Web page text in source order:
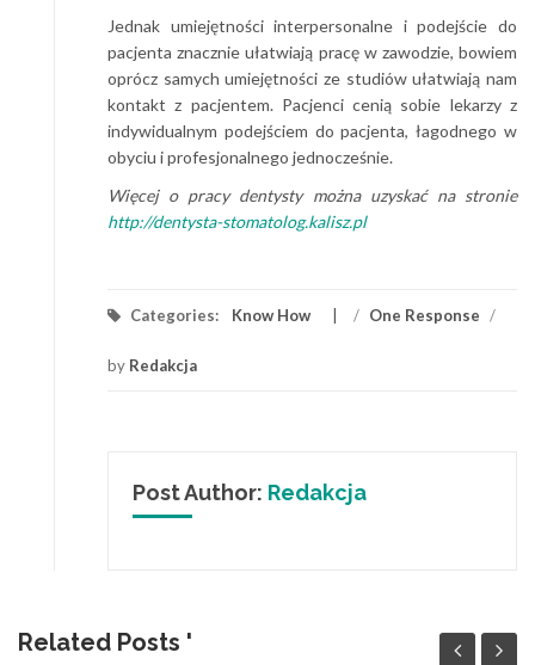
Jednak umiejętności interpersonalne i podejście do
pacjenta znacznie ułatwiają pracę w zawodzie, bowiem
oprócz samych umiejętności ze studiów ułatwiają nam
kontakt z pacjentem. Pacjenci cenią sobie lekarzy z
indywidualnym podejściem do pacjenta, łagodnego w
obyciu i profesjonalnego jednocześnie.
Więcej o pracy dentysty można uzyskać na stronie
http://dentysta-stomatolog.kalisz.pl
Categories: Know How / One Response /
by Redakcja
Post Author: Redakcja
Related Posts '